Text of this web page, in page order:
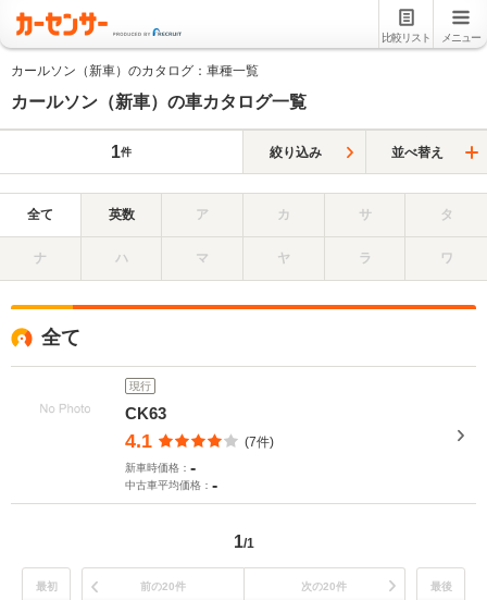
比較リスト メニュー
カールソン（新車）のカタログ：車種一覧
カールソン（新車）の車カタログ一覧
1件 絞り込み 並べ替え
全て 英数 ア カ サ タ
ナ ハ マ ヤ ラ ワ
全て
現行
CK63
4.1 (7件)
新車時価格： -
中古車平均価格： -
1/1
最初 前の20件 次の20件 最後